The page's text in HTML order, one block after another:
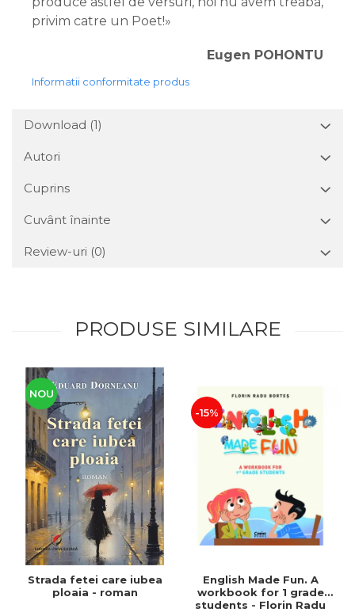
privim catre un Poet!»
Eugen POHONTU
Informatii conformitate produs
Download (1)
Autori
Cuprins
Cuvânt înainte
Review-uri (0)
PRODUSE SIMILARE
NOU
Strada fetei care iubea
ploaia - roman
-15%
English Made Fun. A
workbook for 1 grade
students - Florin Radu